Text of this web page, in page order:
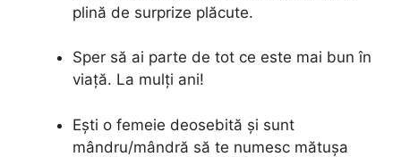
plină de surprize plăcute.
Sper să ai parte de tot ce este mai bun în
viață. La mulți ani!
Ești o femeie deosebită și sunt
mândru/mândră să te numesc mătușa